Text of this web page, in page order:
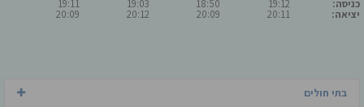
כניסה:
יציאה:
19:12
20:11
18:50
20:09
19:03
20:12
19:11
20:09
בתי חולים